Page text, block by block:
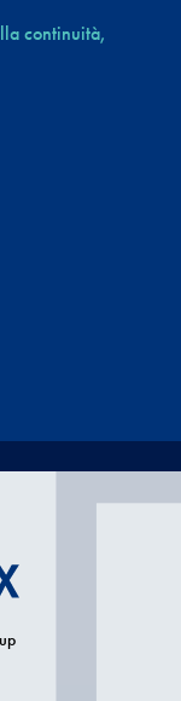
continuità,